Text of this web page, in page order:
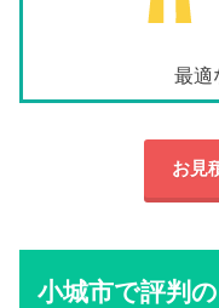
最適
お見
小城市で評判